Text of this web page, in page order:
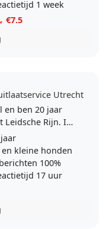
1 week
€7.5
Utrecht
Leidsche Rijn. Ik
vinden als ik
stukje mag
kleine honden
100%
17 uur